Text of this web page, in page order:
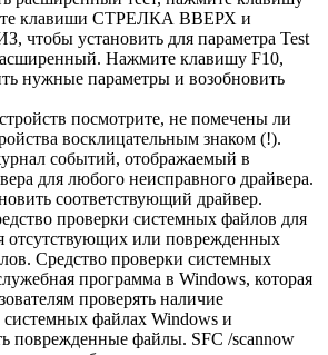
клавиши СТРЕЛКА ВВЕРХ и
установить для параметра Test
Нажмите клавишу F10,
нужные параметры и возобновить
посмотрите, не помечены ли
восклицательным знаком (!).
событий, отображаемый в
для любого неисправного драйвера.
соответствующий драйвер.
проверки системных файлов для
отсутствующих или поврежденных
Средство проверки системных
программа в Windows, которая
проверять наличие
файлах Windows и
поврежденные файлы. SFC /scannow